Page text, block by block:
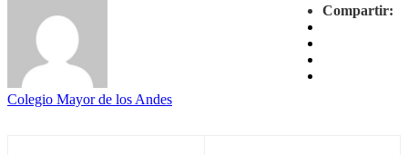
Compartir:
Colegio Mayor de los Andes